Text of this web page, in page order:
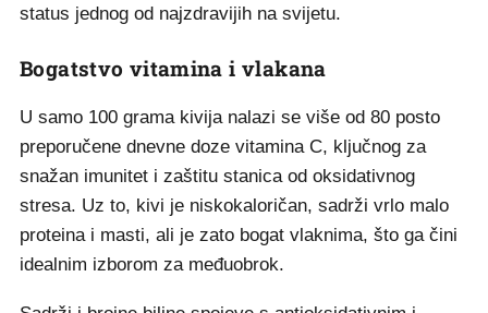
status jednog od najzdravijih na svijetu.
Bogatstvo vitamina i vlakana
U samo 100 grama kivija nalazi se više od 80 posto
preporučene dnevne doze vitamina C, ključnog za
snažan imunitet i zaštitu stanica od oksidativnog
stresa. Uz to, kivi je niskokaloričan, sadrži vrlo malo
proteina i masti, ali je zato bogat vlaknima, što ga čini
idealnim izborom za međuobrok.